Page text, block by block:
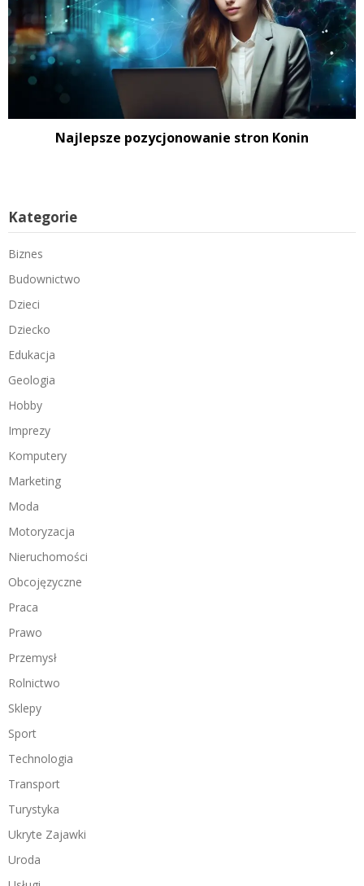
Najlepsze pozycjonowanie stron Konin
Kategorie
Biznes
Budownictwo
Dzieci
Dziecko
Edukacja
Geologia
Hobby
Imprezy
Komputery
Marketing
Moda
Motoryzacja
Nieruchomości
Obcojęzyczne
Praca
Prawo
Przemysł
Rolnictwo
Sklepy
Sport
Technologia
Transport
Turystyka
Ukryte Zajawki
Uroda